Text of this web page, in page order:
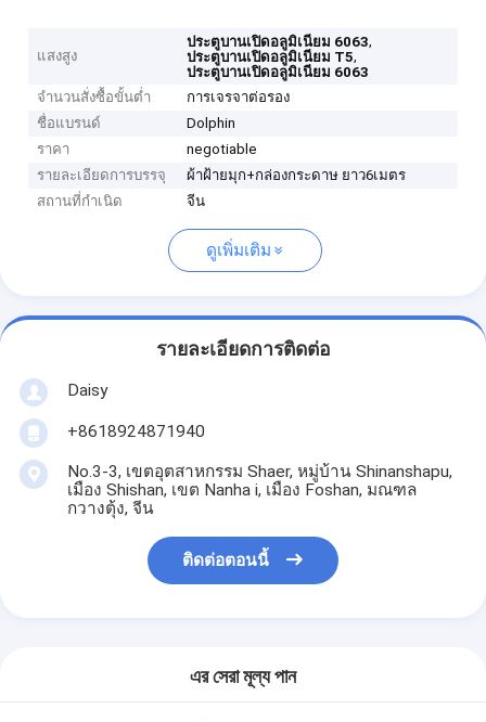
แสงสูง
ประตูบานเปิดอลูมิเนียม 6063,
ประตูบานเปิดอลูมิเนียม T5,
ประตูบานเปิดอลูมิเนียม 6063
จำนวนสั่งซื้อขั้นต่ำ
การเจรจาต่อรอง
ชื่อแบรนด์
Dolphin
ราคา
negotiable
รายละเอียดการบรรจุ
ผ้าฝ้ายมุก+กล่องกระดาษ ยาว6เมตร
สถานที่กำเนิด
จีน
ดูเพิ่มเติม
รายละเอียดการติดต่อ
Daisy
+8618924871940
No.3-3, เขตอุตสาหกรรม Shaer, หมู่บ้าน Shinanshapu,
เมือง Shishan, เขต Nanha i, เมือง Foshan, มณฑล
กวางตุ้ง, จีน
ติดต่อตอนนี้
এর সেরা মূল্য পান